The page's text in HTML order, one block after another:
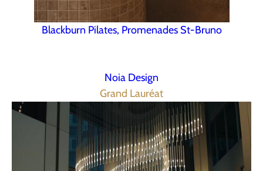
Blackburn Pilates, Promenades St-Bruno
Noia Design
Grand Lauréat